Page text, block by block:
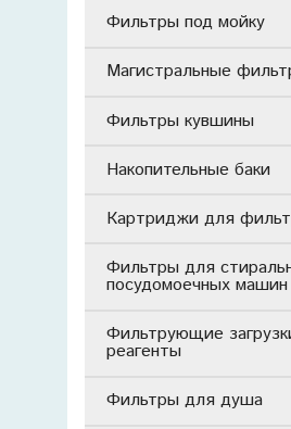
Фильтры под мойку
Магистральные
Фильтры кувшины
Накопительные баки
Картриджи для
Фильтры для
посудомоечных машин
Фильтрующие
реагенты
Фильтры для душа